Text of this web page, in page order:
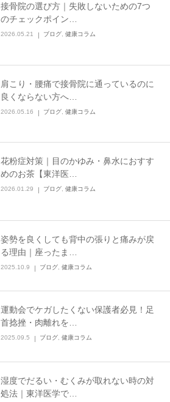
接骨院の選び方｜失敗しないための7つ
のチェックポイン…
2026.05.21 ブログ 健康コラム
肩こり・腰痛で接骨院に通っているのに
良くならない方へ…
2026.05.16 ブログ 健康コラム
花粉症対策｜目のかゆみ・鼻水におすす
めのお茶【東洋医…
2026.01.29 ブログ 健康コラム
姿勢を良くしても背中の張りと痛みが戻
る理由｜座ったま…
2025.10.9 ブログ 健康コラム
運動会でケガしたくない保護者必見！足
首捻挫・肉離れを…
2025.09.5 ブログ, 健康コラム
湿度でだるい・むくみが取れない時の対
処法｜東洋医学で…